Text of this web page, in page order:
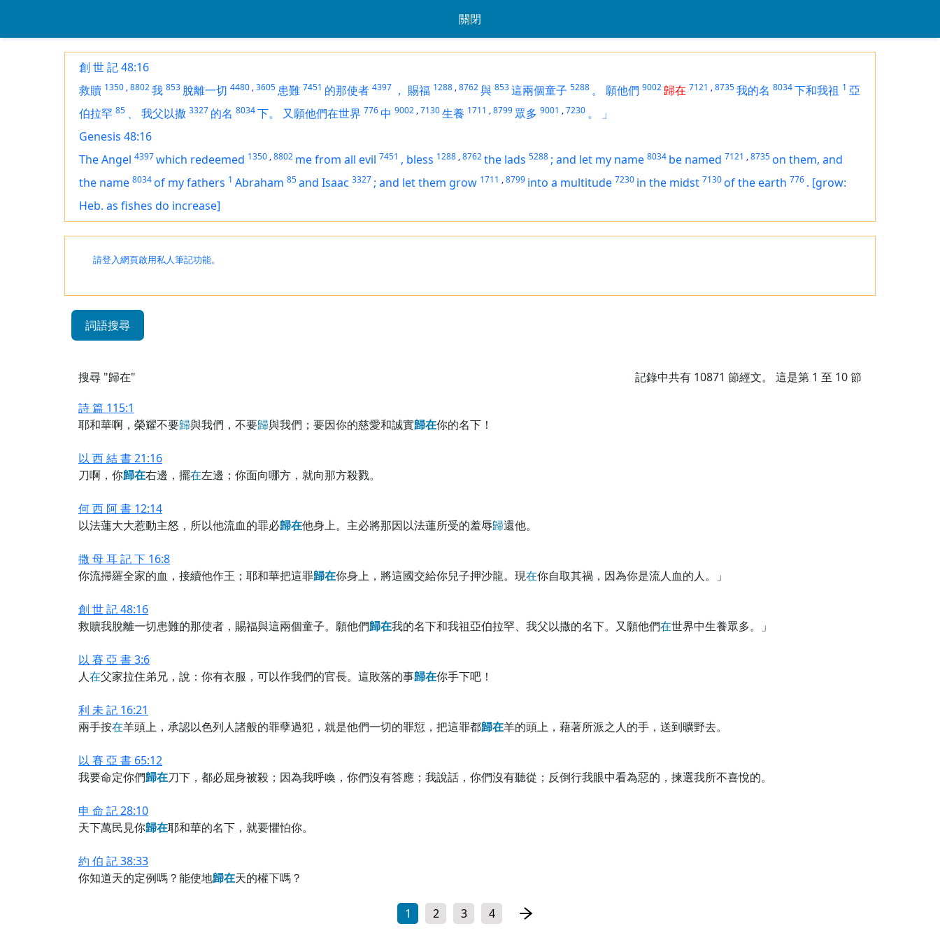
關閉
創 世 記 48:16
救贖 1350 ,8802我 853 脫離一切 4480 ,3605 患難 7451 的那使者 4397 ， 賜福 1288 ,8762與 853這兩個童子 5288 。 願他們 9002 歸在 7121 ,8735我的名 8034下和我祖 1 亞
伯拉罕 85 、 我父以撒 3327 的名 8034下。 又願他們在世界 776中 9002 ,7130生養 1711 ,8799 眾多 9001 ,7230 。
」
Genesis 48:16
The Angel 4397which redeemed 1350 ,8802 me from all evil 7451 , bless 1288 ,8762the lads 5288 ; and let my name 8034 be named 7121 ,8735on them, and
the name 8034of my fathers 1 Abraham 85and Isaac 3327 ; and let them grow 1711 ,8799 into a multitude 7230 in the midst 7130of the earth 776 . [grow:
Heb. as fishes do increase]
請登入網頁啟用私人筆記功能。
詞語搜尋
搜尋 "歸在" 記錄中共有 10871 節經文。 這是第 1 至 10 節
詩 篇 115:1
耶和華啊，榮耀不要歸與我們，不要歸與我們；要因你的慈愛和誠實歸在你的名下！
以 西 結 書 21:16
刀啊，你歸在右邊，擺在左邊；你面向哪方，就向那方殺戮。
何 西 阿 書 12:14
以法蓮大大惹動主怒，所以他流血的罪必歸在他身上。主必將那因以法蓮所受的羞辱歸還他。
撒 母 耳 記 下 16:8
你流掃羅全家的血，接續他作王；耶和華把這罪歸在你身上，將這國交給你兒子押沙龍。現在你自取其禍，因為你是流人血的人。」
創 世 記 48:16
救贖我脫離一切患難的那使者，賜福與這兩個童子。願他們歸在我的名下和我祖亞伯拉罕、我父以撒的名下。又願他們在世界中生養眾多。」
以 賽 亞 書 3:6
人在父家拉住弟兄，說：你有衣服，可以作我們的官長。這敗落的事歸在你手下吧！
利 未 記 16:21
兩手按在羊頭上，承認以色列人諸般的罪孽過犯，就是他們一切的罪愆，把這罪都歸在羊的頭上，藉著所派之人的手，送到曠野去。
以 賽 亞 書 65:12
我要命定你們歸在刀下，都必屈身被殺；因為我呼喚，你們沒有答應；我說話，你們沒有聽從；反倒行我眼中看為惡的，揀選我所不喜悅的。
申 命 記 28:10
天下萬民見你歸在耶和華的名下，就要懼怕你。
約 伯 記 38:33
你知道天的定例嗎？能使地歸在天的權下嗎？
1 2 3 4